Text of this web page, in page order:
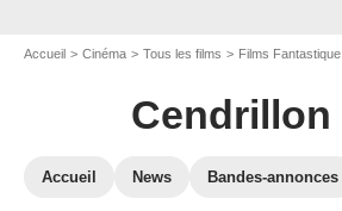
Accueil Cinéma Tous les films Films Fantastique
Cendrillon
Accueil News Bandes-annonces